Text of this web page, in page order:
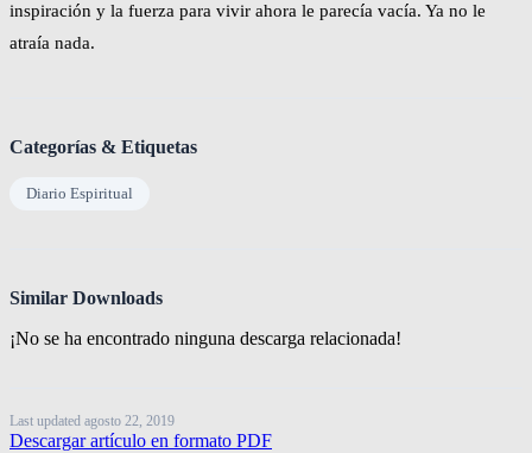
inspiración y la fuerza para vivir ahora le parecía vacía. Ya no le
atraía nada.
Categorías & Etiquetas
Diario Espiritual
Similar Downloads
¡No se ha encontrado ninguna descarga relacionada!
Last updated agosto 22, 2019
Descargar artículo en formato PDF